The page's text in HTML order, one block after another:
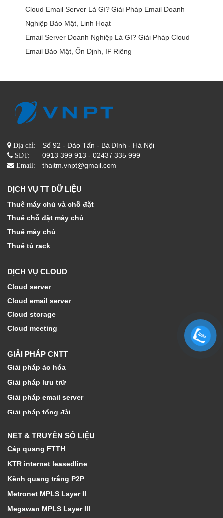
Cloud Email Server Là Gì? Giải Pháp Email Doanh
Nghiệp Bảo Mật, Linh Hoạt
Email Server Doanh Nghiệp Là Gì? Giải Pháp Cloud
Email Bảo Mật, Ổn Định, IP Riêng
Địa chỉ: Số 92 - Đào Tấn - Bà Đình - Hà Nội
SĐT: 0913 399 913 - 02437 335 999
Email: thaitm.vnpt@gmail.com
DỊCH VỤ TT DỮ LIỆU
Thuê máy chủ và chỗ đặt
Thuê chỗ đặt máy chủ
Thuê máy chủ
Thuê tủ rack
DỊCH VỤ CLOUD
Cloud server
Cloud email server
Cloud storage
Cloud meeting
GIẢI PHÁP CNTT
Giải pháp ảo hóa
Giải pháp lưu trữ
Giải pháp email server
Giải pháp tổng đài
NET & TRUYỀN SỐ LIỆU
Cáp quang FTTH
KTR internet leasedline
Kênh quang trắng P2P
Metronet MPLS Layer II
Megawan MPLS Layer III